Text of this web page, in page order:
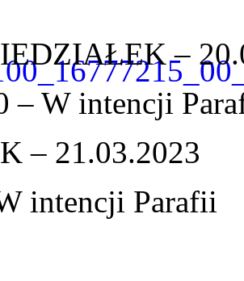
–
– W intencji
– 21.03.2023
intencji Parafii